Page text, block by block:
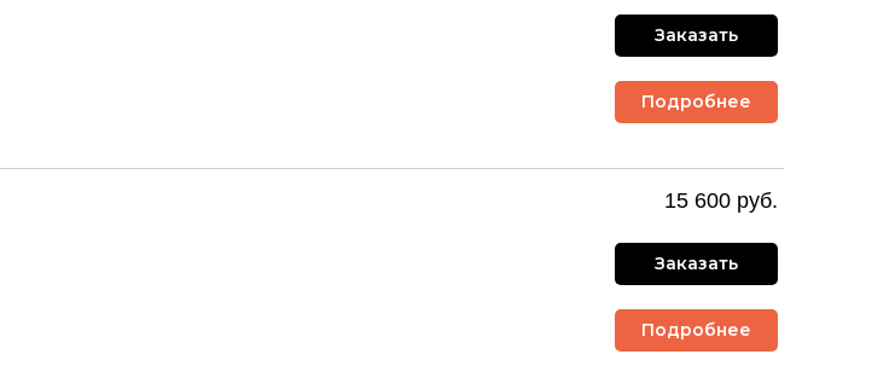
Заказать
Подробнее
15 600 руб.
Заказать
Подробнее